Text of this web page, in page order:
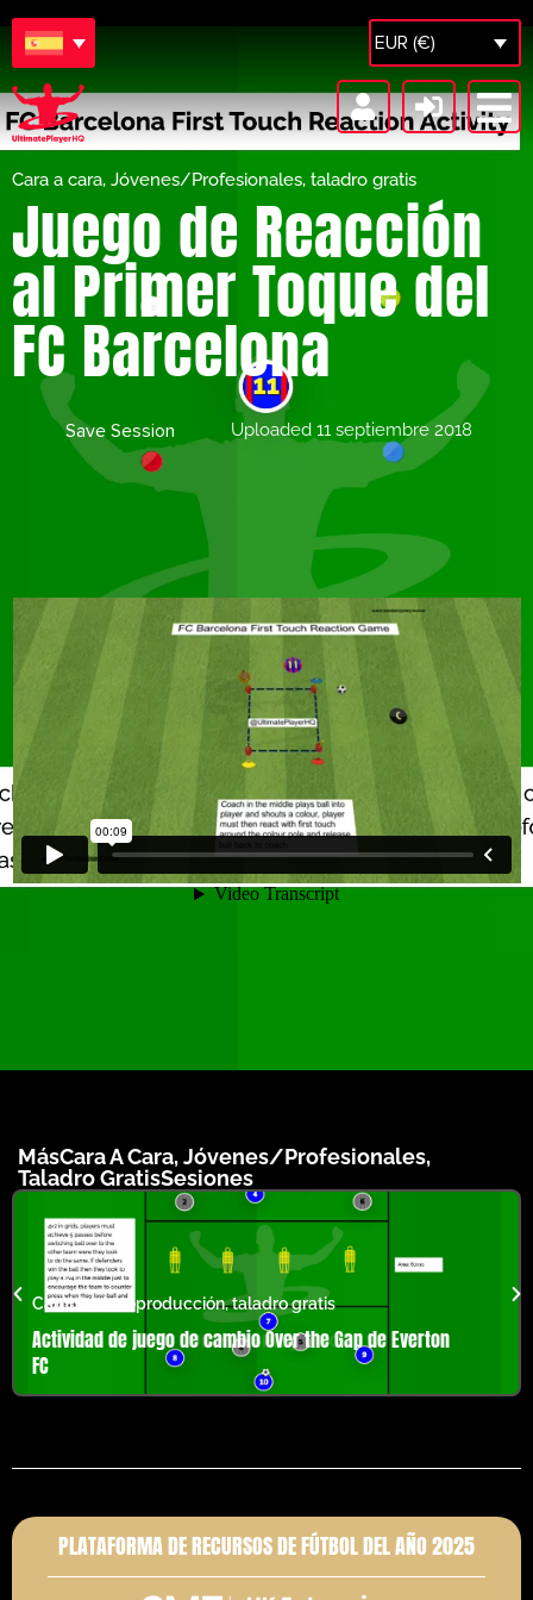
EUR (€)
Cara a cara, Jóvenes/Profesionales, taladro gratis
Juego de Reacción
al Primer Toque del
FC Barcelona
Save Session Uploaded 11 septiembre 2018
MásCara A Cara,Jóvenes/Profesionales,
Taladro GratisSesiones
Cambio de reproducción,taladro gratis
Actividad de juego de cambio Over the Gap de Everton
FC
PLATAFORMA DE RECURSOS DE FÚTBOL DEL AÑO 2025